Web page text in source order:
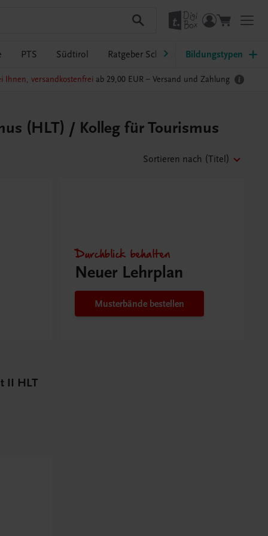
PTS Südtirol Ratgeber Schulpraxis TRAUNER-
Bildungstypen
Ihnen, versandkostenfrei ab 29,00 EUR – Versand und Zahlung
(HLT) / Kolleg für Tourismus
Sortieren nach (Titel)
II HLT
Durchblick behalten
Neuer Lehrplan
Musterbände bestellen